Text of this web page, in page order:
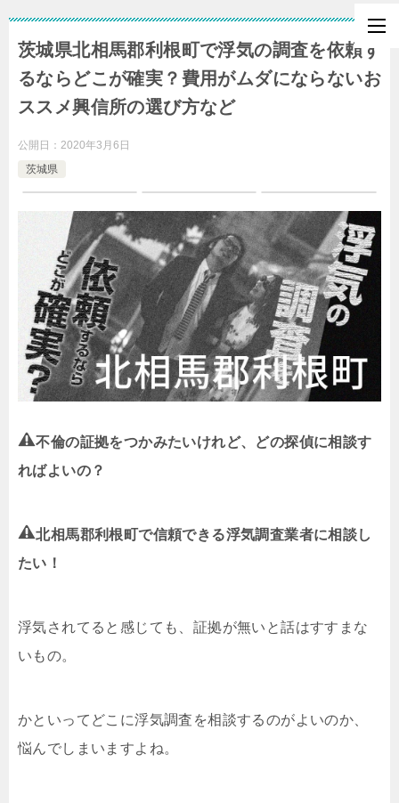
茨城県北相馬郡利根町で浮気の調査を依頼す
るならどこが確実？費用がムダにならないお
ススメ興信所の選び方など
公開日： 2020年3月6日
茨城県
不倫の証拠をつかみたいけれど、どの探偵に相談す
ればよいの？
北相馬郡利根町で信頼できる浮気調査業者に相談し
たい！
浮気されてると感じても、証拠が無いと話はすすまな
いもの。
かといってどこに浮気調査を相談するのがよいのか、
悩んでしまいますよね。